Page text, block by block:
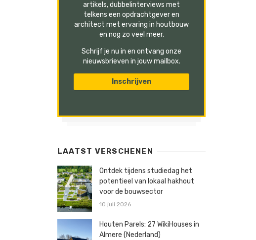
artikels, dubbelinterviews met
telkens een opdrachtgever en
architect met ervaring in houtbouw
en nog zo veel meer.
Schrijf je nu in en ontvang onze
nieuwsbrieven in jouw mailbox.
LAATST VERSCHENEN
Ontdek tijdens studiedag het
potentieel van lokaal hakhout
voor de bouwsector
10 juli 2026
Houten Parels: 27 WikiHouses in
Almere (Nederland)